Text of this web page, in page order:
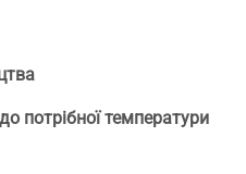
потрібної температури